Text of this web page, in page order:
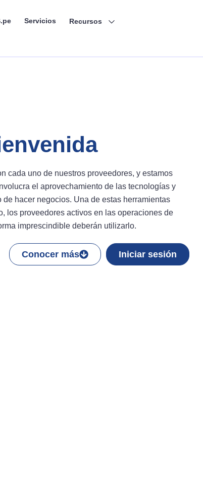
Servicios Recursos
cada uno de nuestros proveedores, y estamos
el aprovechamiento de las tecnologías y
hacer negocios. Una de estas herramientas
los proveedores activos en las operaciones de
imprescindible deberán utilizarlo.
Conocer más Iniciar sesión